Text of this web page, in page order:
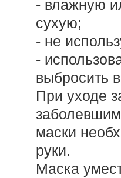
- влажную
сухую;
- не
-
выбросить
При уходе
маски
руки.
Маска